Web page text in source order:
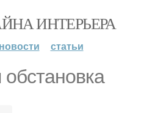
ИНТЕРЬЕРА
новости статьи